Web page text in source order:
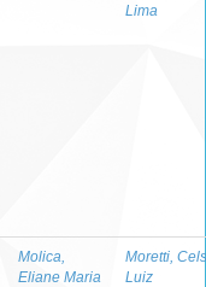
Lima
Molica,
Eliane Maria
Moretti,
Luiz